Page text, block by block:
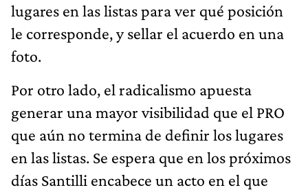
lugares en las listas para ver qué posición
le corresponde, y sellar el acuerdo en una
foto.
Por otro lado, el radicalismo apuesta
generar una mayor visibilidad que el PRO
que aún no termina de definir los lugares
en las listas. Se espera que en los próximos
días Santilli encabece un acto en el que